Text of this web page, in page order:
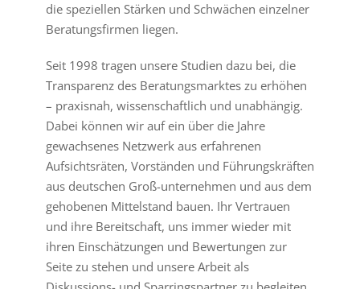
die speziellen Stärken und Schwächen einzelner
Beratungsfirmen liegen.
Seit 1998 tragen unsere Studien dazu bei, die
Transparenz des Beratungsmarktes zu erhöhen
– praxisnah, wissenschaftlich und unabhängig.
Dabei können wir auf ein über die Jahre
gewachsenes Netzwerk aus erfahrenen
Aufsichtsräten, Vorständen und Führungskräften
aus deutschen Groß-unternehmen und aus dem
gehobenen Mittelstand bauen. Ihr Vertrauen
und ihre Bereitschaft, uns immer wieder mit
ihren Einschätzungen und Bewertungen zur
Seite zu stehen und unsere Arbeit als